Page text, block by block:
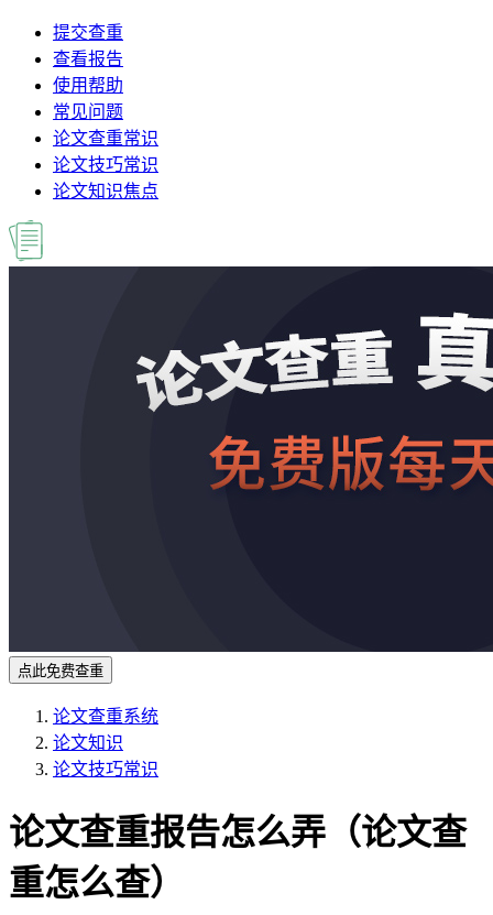
提交查重
查看报告
使用帮助
常见问题
论文查重常识
论文技巧常识
论文知识焦点
点此免费查重
论文查重系统
论文知识
论文技巧常识
论文查重报告怎么弄（论文查
重怎么查）